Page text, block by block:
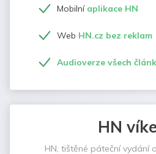
Mobilní aplikace HN
Web HN.cz bez reklam
Audioverze všech
HN
HN, tištěné páteční vydání